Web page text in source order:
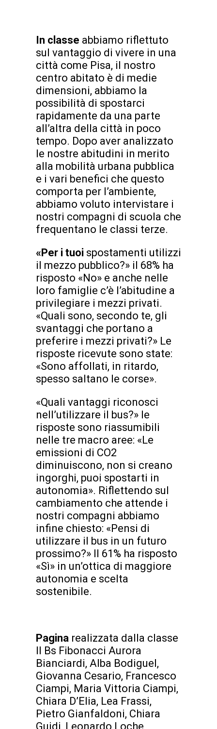
In classe abbiamo riflettuto
sul vantaggio di vivere in una
città come Pisa, il nostro
centro abitato è di medie
dimensioni, abbiamo la
possibilità di spostarci
rapidamente da una parte
all’altra della città in poco
tempo. Dopo aver analizzato
le nostre abitudini in merito
alla mobilità urbana pubblica
e i vari benefici che questo
comporta per l’ambiente,
abbiamo voluto intervistare i
nostri compagni di scuola che
frequentano le classi terze.
«Per i tuoi spostamenti utilizzi
il mezzo pubblico?» il 68% ha
risposto «No» e anche nelle
loro famiglie c’è l’abitudine a
privilegiare i mezzi privati.
«Quali sono, secondo te, gli
svantaggi che portano a
preferire i mezzi privati?» Le
risposte ricevute sono state:
«Sono affollati, in ritardo,
spesso saltano le corse».
«Quali vantaggi riconosci
nell’utilizzare il bus?» le
risposte sono riassumibili
nelle tre macro aree: «Le
emissioni di CO2
diminuiscono, non si creano
ingorghi, puoi spostarti in
autonomia». Riflettendo sul
cambiamento che attende i
nostri compagni abbiamo
infine chiesto: «Pensi di
utilizzare il bus in un futuro
prossimo?» Il 61% ha risposto
«Sì» in un’ottica di maggiore
autonomia e scelta
sostenibile.
Pagina realizzata dalla classe
II Bs Fibonacci Aurora
Bianciardi, Alba Bodiguel,
Giovanna Cesario, Francesco
Ciampi, Maria Vittoria Ciampi,
Chiara D’Elia, Lea Frassi,
Pietro Gianfaldoni, Chiara
Guidi, Leonardo Loche,